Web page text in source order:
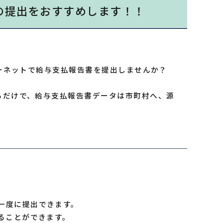
出をおすすめします！！
ットで給与支払報告書を提出しませんか？
けで、給与支払報告書データは市町村へ、源
に提出できます。
とができます。